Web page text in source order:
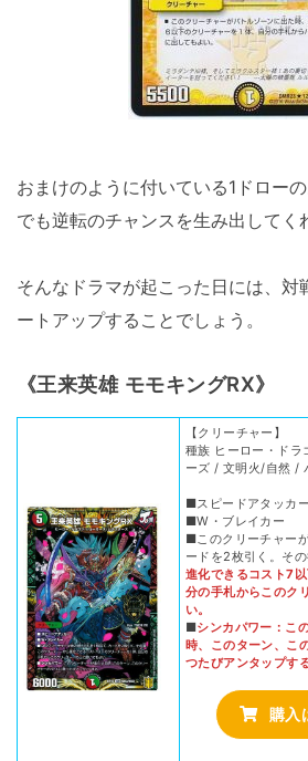
おまけのように付いている1ドロー
でも逆転のチャンスを生み出してく
そんなドラマが起こった日には、対
ートアップすることでしょう。
《王来英雄 モモキングRX》
【クリーチャー】
種族 ヒーロー・ド
ーズ / 文明火/自然 /
■スピードアタッカー
■W・ブレイカー
■このクリーチャー
ードを2枚引く。その
進化できるコスト7
分の手札からこのク
い。
■シンカパワー：こ
時、このターン、こ
つたびアンタップする
購入